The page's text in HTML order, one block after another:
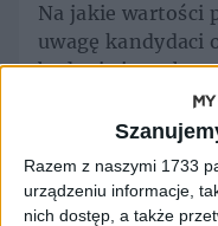
Razem z naszymi 1733
urządzeniu informacje,
nich dostęp, a także
Na jakie wartości
uwagę kandydaci
badania jest
zarówno od
pracowników i
pozwolą
sektora w Polsce,
i ścieżkę